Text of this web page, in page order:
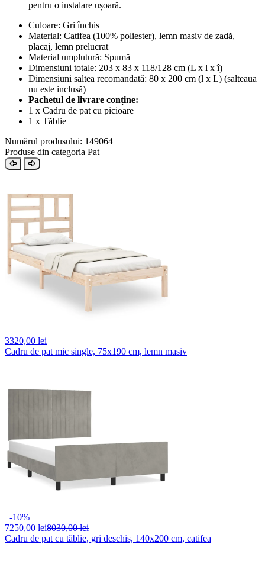
pentru o instalare ușoară.
Culoare: Gri închis
Material: Catifea (100% poliester), lemn masiv de zadă,
placaj, lemn prelucrat
Material umplutură: Spumă
Dimensiuni totale: 203 x 83 x 118/128 cm (L x l x î)
Dimensiuni saltea recomandată: 80 x 200 cm (l x L) (salteaua
nu este inclusă)
Pachetul de livrare conține:
1 x Cadru de pat cu picioare
1 x Tăblie
Numărul produsului: 149064
Produse din categoria Pat
3320,00 lei
Cadru de pat mic single, 75x190 cm, lemn masiv
-10%
7250,00 lei8030,00 lei
Cadru de pat cu tăblie, gri deschis, 140x200 cm, catifea